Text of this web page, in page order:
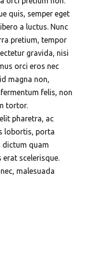
quis, semper eget
a luctus. Nunc
pretium, tempor
gravida, nisi
orci eros nec
magna non,
felis, non
tortor.
pharetra, ac
lobortis, porta
dictum quam
scelerisque.
malesuada